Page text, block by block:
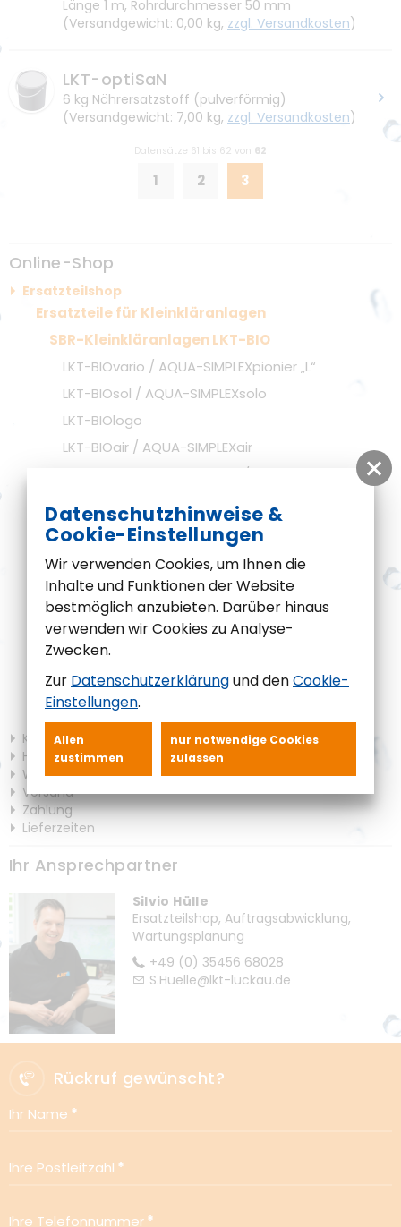
Armaturen DN200
Kundenlogin
Widerrufsrecht
Versand
Downloads
Unternehmen
Unternehmensprofil
Unser LKT Team
Karriere
Kompetenz durch Innovation
Nachhaltigkeit
Umweltschutz
Förderung
Kontakt
Länge 1 m, Rohrdurchmesser 50 mm
(Versandgewicht: 0,00 kg, zzgl. Versandkosten)
LKT-optiSaN
6 kg Nährersatzstoff (pulverförmig)
(Versandgewicht: 7,00 kg, zzgl. Versandkosten)
Datensätze 61 bis 62 von 62
1 2 3
Online-Shop
Ersatzteilshop
Ersatzteile für Kleinkläranlagen
SBR-Kleinkläranlagen LKT-BIO
LKT-BIOvario / AQUA-SIMPLEXpionier „L“
LKT-BIOsol / AQUA-SIMPLEXsolo
LKT-BIOlogo
LKT-BIOair / AQUA-SIMPLEXair
LKT-BIOretentionsspeicher / AS-Puffer
Tropfkörper-Kleinkläranlagen LKT-BIOclear
Festbett-Kleinkläranlagen BIO FLOW
Sonstiges
Armaturen für Pumpstationen
Abscheider
Hochwasserschutz
Regenwassernutzung
Kundenlogin
Hilfe
Widerrufsrecht
Versand
Zahlung
Lieferzeiten
Ihr Ansprechpartner
Silvio Hülle
Ersatzteilshop, Auftragsabwicklung,
Wartungsplanung
+49 (0) 35456 68028
S.Huelle@lkt-luckau.de
Rückruf gewünscht?
Ihr Name
Ihre Postleitzahl
Ihre Telefonnummer
Datenschutzhinweise &
Cookie-Einstellungen
Wir verwenden Cookies, um Ihnen die
Inhalte und Funktionen der Website
bestmöglich anzubieten. Darüber hinaus
verwenden wir Cookies zu Analyse-
Zwecken.
Zur Datenschutzerklärungund denCookie-
Einstellungen.
Allen
zustimmen
nur notwendige Cookies
zulassen